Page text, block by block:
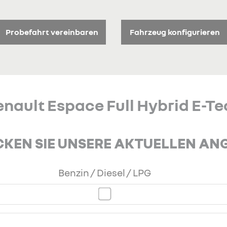
Probefahrt vereinbaren Fahrzeug konfigurieren
Espace Full Hybrid E-
SIE UNSERE AKTUELLEN
Benzin / Diesel / LPG